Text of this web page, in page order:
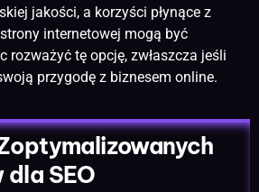
jakości, a korzyści płynące z
internetowej mogą być
rozważyć tę opcję, zwłaszcza jeśli
przygodę z biznesem online.
SEO